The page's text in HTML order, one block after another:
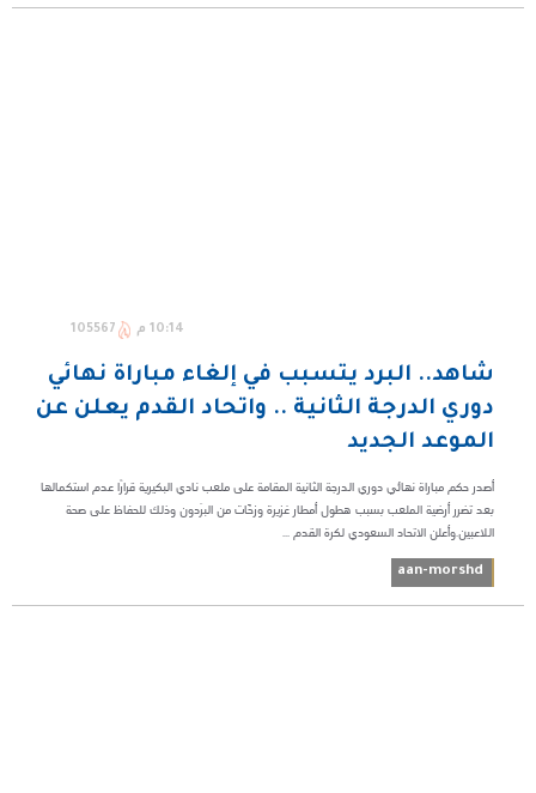
10:14 م 105567
شاهد.. البرد يتسبب في إلغاء مباراة نهائي
دوري الدرجة الثانية .. واتحاد القدم يعلن عن
الموعد الجديد
أصدر حكم مباراة نهائي دوري الدرجة الثانية المقامة على ملعب نادي البكيرية قرارًا عدم استكمالها
بعد تضرر أرضية الملعب بسبب هطول أمطار غزيرة وزخّات من البرَدون وذلك للحفاظ على صحة
اللاعبين.وأعلن الاتحاد السعودي لكرة القدم ...
aan-morshd